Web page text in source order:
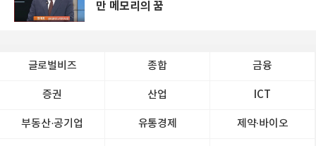
만 메모리의 꿈
글로벌비즈 종합 금융
증권 산업 ICT
부동산·공기업 유통경제 제약∙바이오